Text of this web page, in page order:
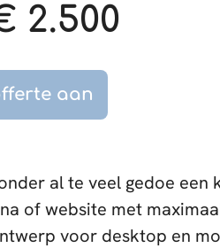
2.500
aan
al te veel gedoe
of website met
voor desktop en